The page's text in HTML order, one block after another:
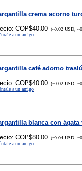
crema adorno
COP$40.00 (~0.02 USD,
a un amigo
café adorno
COP$40.00 (~0.02 USD,
a un amigo
blanca con ágata
COP$80.00 (~0.04 USD,
a un amigo